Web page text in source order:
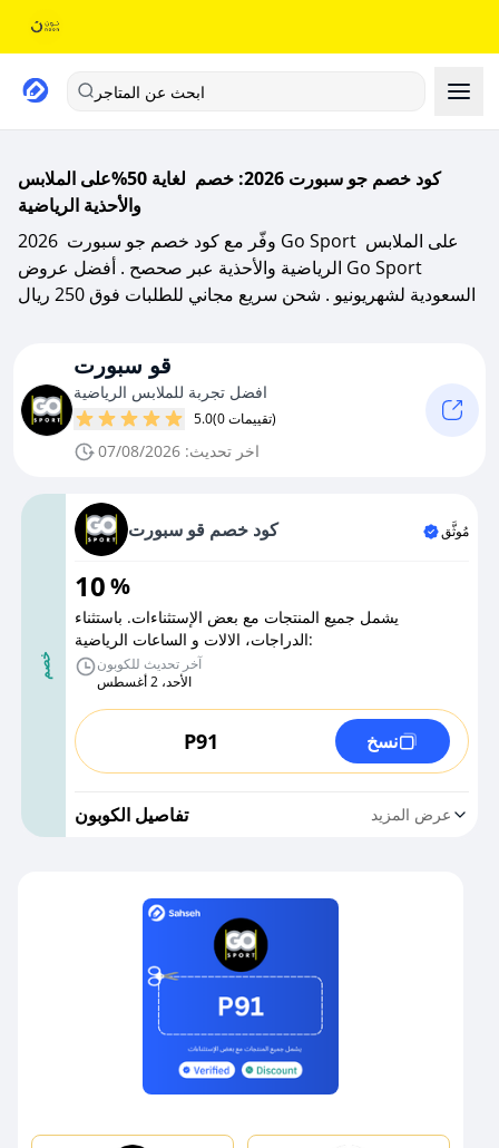
ابحث عن المتاجر
كود خصم جو سبورت 2026: خصم لغاية 50%على الملابس
والأحذية الرياضية
وفّر مع كود خصم جو سبورت 2026 Go Sport على الملابس
الرياضية والأحذية عبر صحصح . أفضل عروض Go Sport
السعودية لشهريونيو . شحن سريع مجاني للطلبات فوق 250 ريال
قو سبورت
افضل تجربة للملابس الرياضية
5.0 (0 تقييمات)
اخر تحديث: 07/08/2026
خصم
كود خصم قو سبورت مُوثَّق
10%
يشمل جميع المنتجات مع بعض الإستثناءات. باستثناء
:الدراجات، الالات و الساعات الرياضية
آخر تحديث للكوبون
الأحد، 2 أغسطس
P91 نسخ
تفاصيل الكوبون عرض المزيد